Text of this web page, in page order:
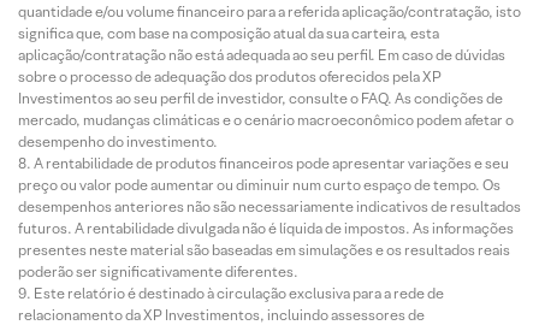
quantidade e/ou volume financeiro para a referida aplicação/contratação, isto
significa que, com base na composição atual da sua carteira, esta
aplicação/contratação não está adequada ao seu perfil. Em caso de dúvidas
sobre o processo de adequação dos produtos oferecidos pela XP
Investimentos ao seu perfil de investidor, consulte o FAQ. As condições de
mercado, mudanças climáticas e o cenário macroeconômico podem afetar o
desempenho do investimento.
A rentabilidade de produtos financeiros pode apresentar variações e seu
preço ou valor pode aumentar ou diminuir num curto espaço de tempo. Os
desempenhos anteriores não são necessariamente indicativos de resultados
futuros. A rentabilidade divulgada não é líquida de impostos. As informações
presentes neste material são baseadas em simulações e os resultados reais
poderão ser significativamente diferentes.
Este relatório é destinado à circulação exclusiva para a rede de
relacionamento da XP Investimentos, incluindo assessores de